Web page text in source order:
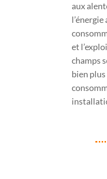
aux
et
champs
bien plus